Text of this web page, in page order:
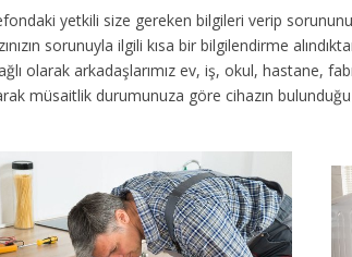
yetkili size gereken bilgileri verip
sorunuyla ilgili kısa bir bilgilendirme
olarak arkadaşlarımız ev, iş, okul, hastane,
müsaitlik durumunuza göre cihazın